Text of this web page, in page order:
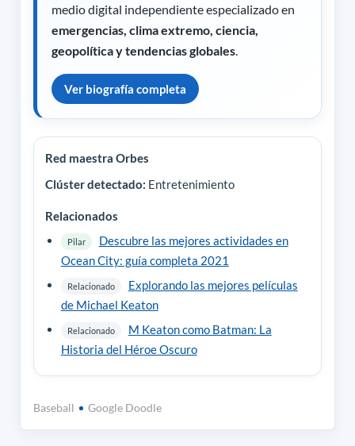
medio digital independiente especializado en
emergencias, clima extremo, ciencia,
geopolítica y tendencias globales.
Ver biografía completa
Red maestra Orbes
Clúster detectado: Entretenimiento
Relacionados
Pilar
Descubre las mejores actividades en
Ocean City: guía completa 2021
Relacionado
Explorando las mejores películas
de Michael Keaton
Relacionado
M Keaton como Batman: La
Historia del Héroe Oscuro
Baseball Google Doodle